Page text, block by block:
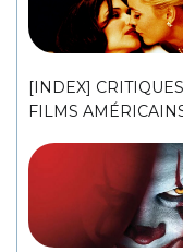
[INDEX]
FILMS